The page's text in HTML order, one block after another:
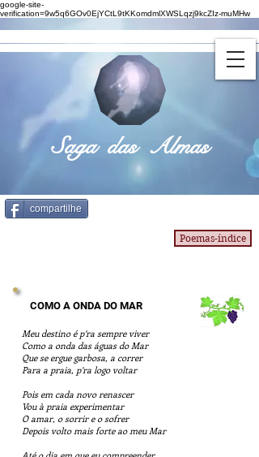
google-site-
verification=9w5q6GOv0EjYCtL9tKKomdmlXWSLqzj9kcZIz-muMHw
Saga das Almas
compartilhe
Poemas-índice
COMO A ONDA DO MAR
Meu destino é p’ra sempre viver
Como a onda das águas do Mar
Que se ergue garbosa, a correr
Para a praia, p’ra logo voltar
Pois em cada novo renascer
Vou à praia experimentar
O amar, o sorrir e o sofrer
Depois volto mais forte ao meu Mar